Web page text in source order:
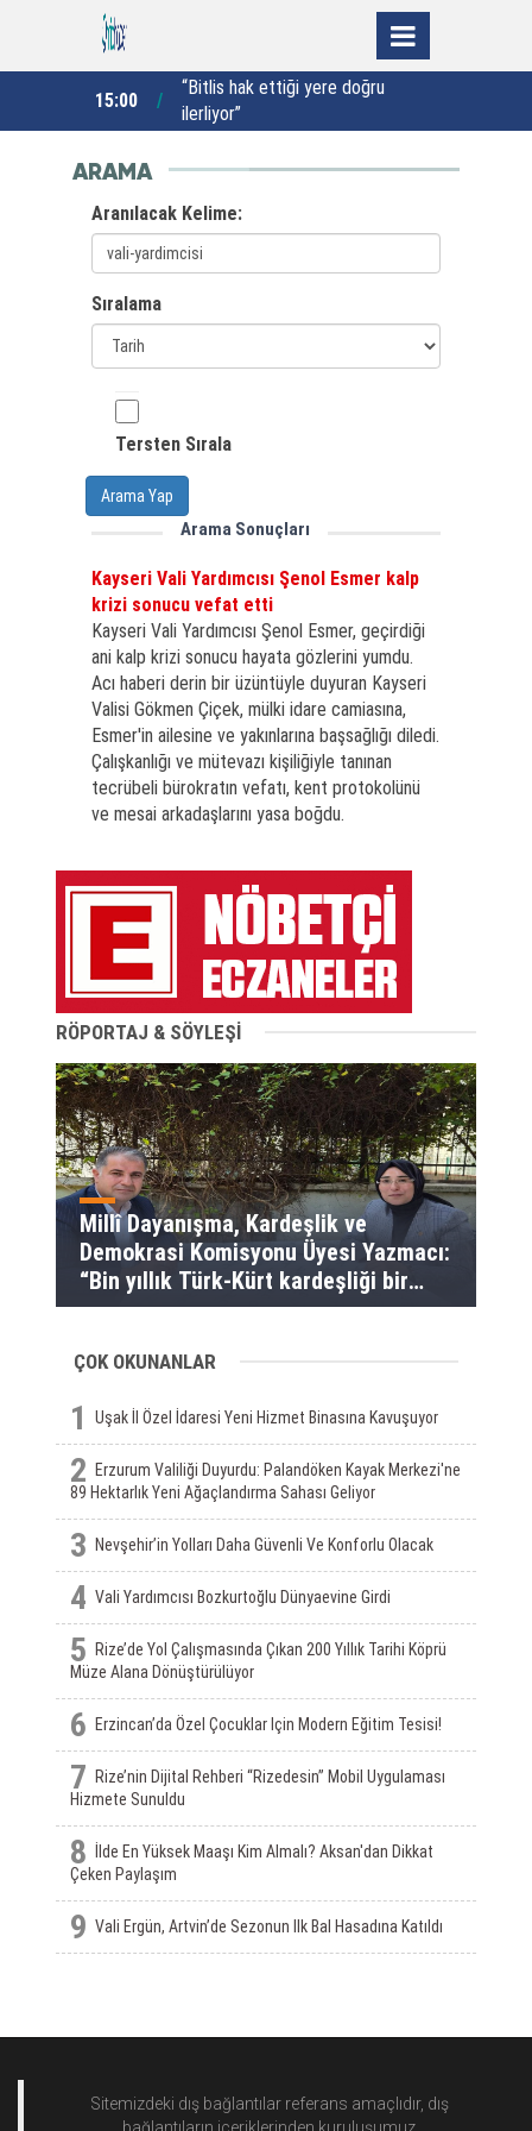
15:00
“Bitlis hak ettiği yere doğru
ilerliyor”
ARAMA
Aranılacak Kelime:
Sıralama
Tersten Sırala
Arama Yap
Arama Sonuçları
Kayseri Vali Yardımcısı Şenol Esmer kalp
krizi sonucu vefat etti
Kayseri Vali Yardımcısı Şenol Esmer, geçirdiği
ani kalp krizi sonucu hayata gözlerini yumdu.
Acı haberi derin bir üzüntüyle duyuran Kayseri
Valisi Gökmen Çiçek, mülki idare camiasına,
Esmer'in ailesine ve yakınlarına başsağlığı diledi.
Çalışkanlığı ve mütevazı kişiliğiyle tanınan
tecrübeli bürokratın vefatı, kent protokolünü
ve mesai arkadaşlarını yasa boğdu.
RÖPORTAJ & SÖYLEŞİ
Millî Dayanışma, Kardeşlik ve
Demokrasi Komisyonu Üyesi Yazmacı:
“Bin yıllık Türk-Kürt kardeşliği bir
slogan değil, bu toprakların
ÇOK OKUNANLAR
1 Uşak İl Özel İdaresi Yeni Hizmet Binasına Kavuşuyor
2
Erzurum Valiliği Duyurdu: Palandöken Kayak Merkezi'ne
89 Hektarlık Yeni Ağaçlandırma Sahası Geliyor
3 Nevşehir’in Yolları Daha Güvenli Ve Konforlu Olacak
4 Vali Yardımcısı Bozkurtoğlu Dünyaevine Girdi
5
Rize’de Yol Çalışmasında Çıkan 200 Yıllık Tarihi Köprü
Müze Alana Dönüştürülüyor
6 Erzincan’da Özel Çocuklar Için Modern Eğitim Tesisi!
7
Rize’nin Dijital Rehberi “Rizedesin” Mobil Uygulaması
Hizmete Sunuldu
8
İlde En Yüksek Maaşı Kim Almalı? Aksan'dan Dikkat
Çeken Paylaşım
9 Vali Ergün, Artvin’de Sezonun Ilk Bal Hasadına Katıldı
Sitemizdeki dış bağlantılar referans amaçlıdır, dış